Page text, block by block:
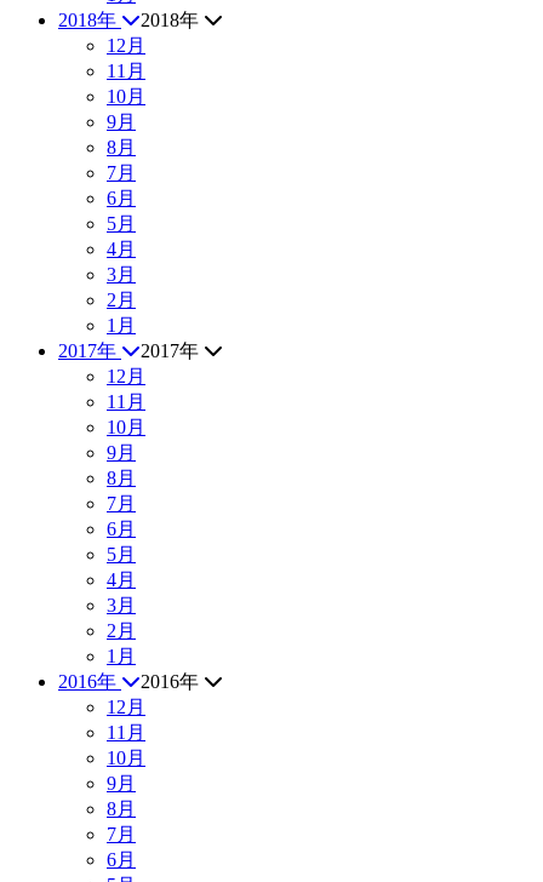
2018年
2018年
12月
11月
10月
9月
8月
7月
6月
5月
4月
3月
2月
1月
2017年
2017年
12月
11月
10月
9月
8月
7月
6月
5月
4月
3月
2月
1月
2016年
2016年
12月
11月
10月
9月
8月
7月
6月